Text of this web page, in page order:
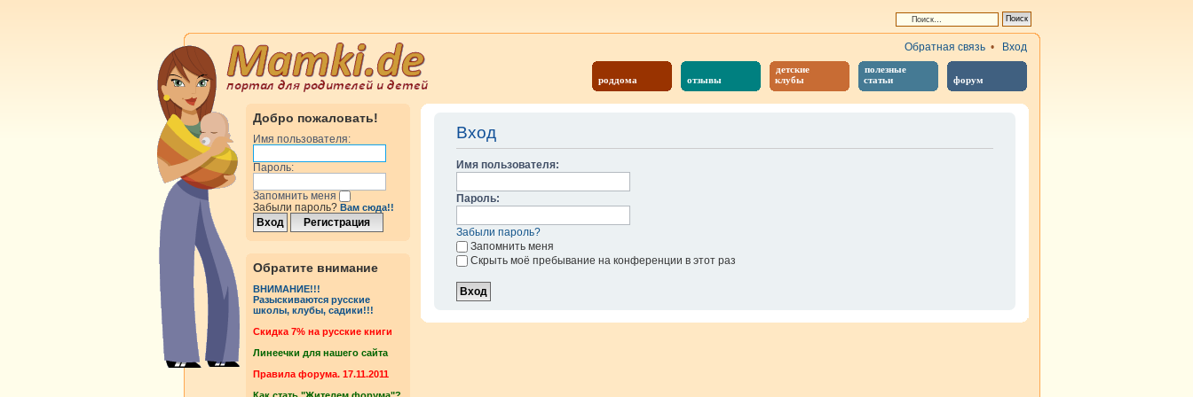
роддома отзывы
детские
клубы
полезные
статьи
форум
Обратная связь • Вход
Добро пожаловать!
Имя пользователя:
Пароль:
Запомнить меня
Забыли пароль? Вам сюда!!
Обратите внимание
ВНИМАНИЕ!!!
Разыскиваются русские
школы, клубы, садики!!!
Cкидка 7% на русские книги
Линеечки для нашего сайта
Правила форума. 17.11.2011
Вход
Имя пользователя:
Пароль:
Забыли пароль?
Запомнить меня
Скрыть моё пребывание на конференции в этот раз